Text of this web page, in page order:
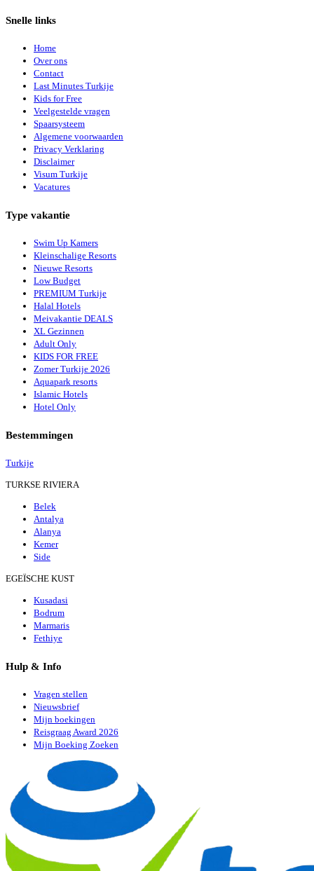
Snelle links
Home
Over ons
Contact
Last Minutes Turkije
Kids for Free
Veelgestelde vragen
Spaarsysteem
Algemene voorwaarden
Privacy Verklaring
Disclaimer
Visum Turkije
Vacatures
Type vakantie
Swim Up Kamers
Kleinschalige Resorts
Nieuwe Resorts
Low Budget
PREMIUM Turkije
Halal Hotels
Meivakantie DEALS
XL Gezinnen
Adult Only
KIDS FOR FREE
Zomer Turkije 2026
Aquapark resorts
Islamic Hotels
Hotel Only
Bestemmingen
Turkije
TURKSE RIVIERA
Belek
Antalya
Alanya
Kemer
Side
EGEÏSCHE KUST
Kusadasi
Bodrum
Marmaris
Fethiye
Hulp & Info
Vragen stellen
Nieuwsbrief
Mijn boekingen
Reisgraag Award 2026
Mijn Boeking Zoeken